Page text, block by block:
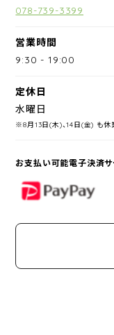
078-739-3399
営業時間
9:30 -19:00
定休日
水曜日
※8月13日(木)、14日(金) も休
お支払い可能電子決済サ
PayPay